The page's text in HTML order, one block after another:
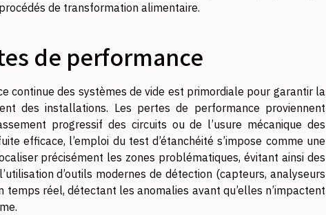
de transformation alimentaire.
de performance
continue des systèmes de vide est primordiale pour garantir la
des installations. Les pertes de performance proviennent
progressif des circuits ou de l’usure mécanique des
efficace, l’emploi du test d’étanchéité s’impose comme une
précisément les zones problématiques, évitant ainsi des
d’outils modernes de détection (capteurs, analyseurs
réel, détectant les anomalies avant qu’elles n’impactent